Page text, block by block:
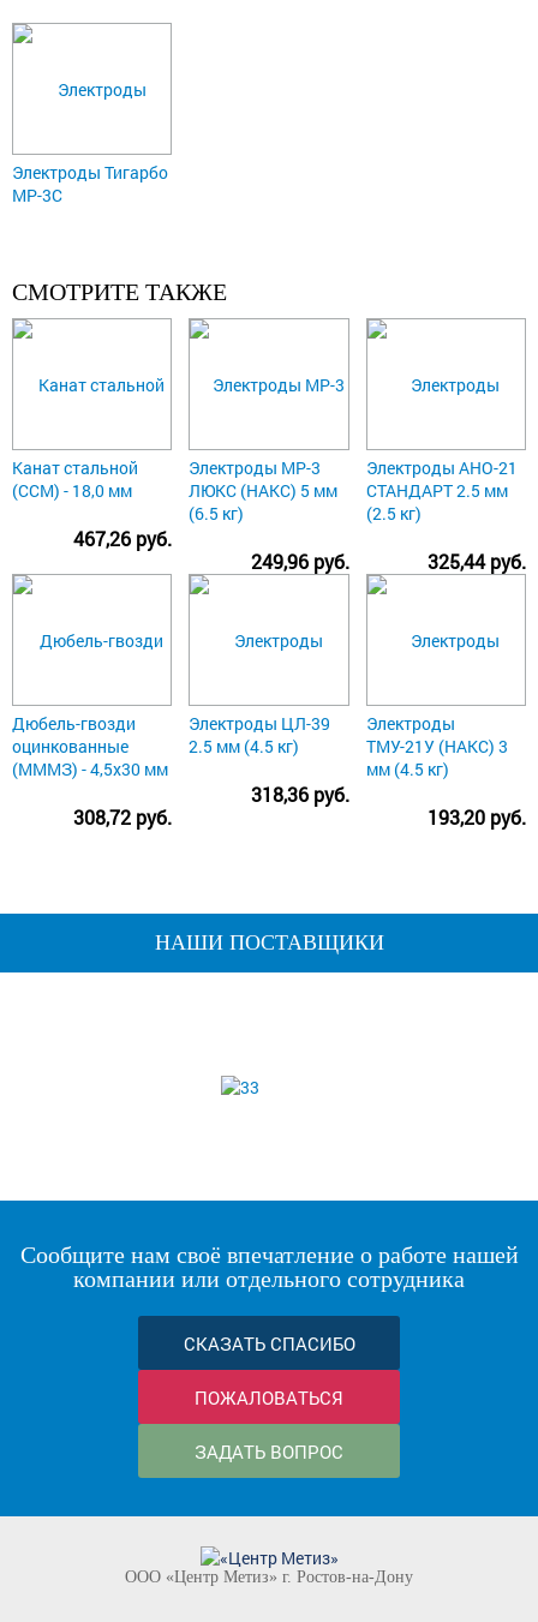
Электроды Тигарбо
МР-3С
СМОТРИТЕ ТАКЖЕ
Канат стальной
(ССМ) - 18,0 мм
467,26 руб.
Электроды МР-3
ЛЮКС (НАКС) 5 мм
(6.5 кг)
249,96 руб.
Электроды АНО-21
СТАНДАРТ 2.5 мм
(2.5 кг)
325,44 руб.
Дюбель-гвозди
оцинкованные
(МММЗ) - 4,5х30 мм
308,72 руб.
Электроды ЦЛ-39
2.5 мм (4.5 кг)
318,36 руб.
Электроды
ТМУ-21У (НАКС) 3
мм (4.5 кг)
193,20 руб.
НАШИ ПОСТАВЩИКИ
Сообщите нам своё впечатление о работе нашей
компании или отдельного сотрудника
СКАЗАТЬ СПАСИБО
ПОЖАЛОВАТЬСЯ
ЗАДАТЬ ВОПРОС
ООО «Центр Метиз» г. Ростов-на-Дону